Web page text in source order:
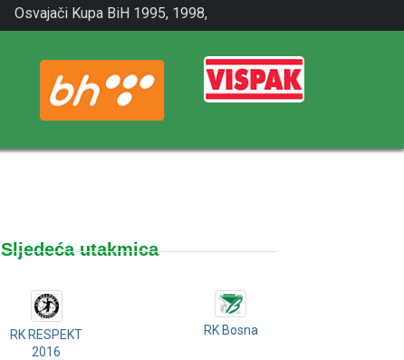
Osvajači Kupa BiH 1995, 1998,
2001.
Sljedeća utakmica
RK RESPEKT
2016
RK Bosna